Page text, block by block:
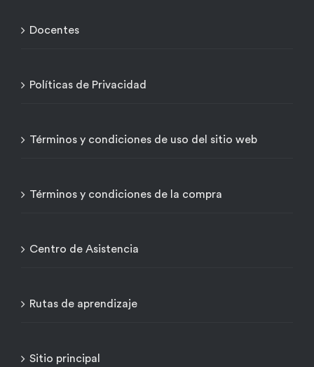
Docentes
Políticas de Privacidad
Términos y condiciones de uso del sitio web
Términos y condiciones de la compra
Centro de Asistencia
Rutas de aprendizaje
Sitio principal